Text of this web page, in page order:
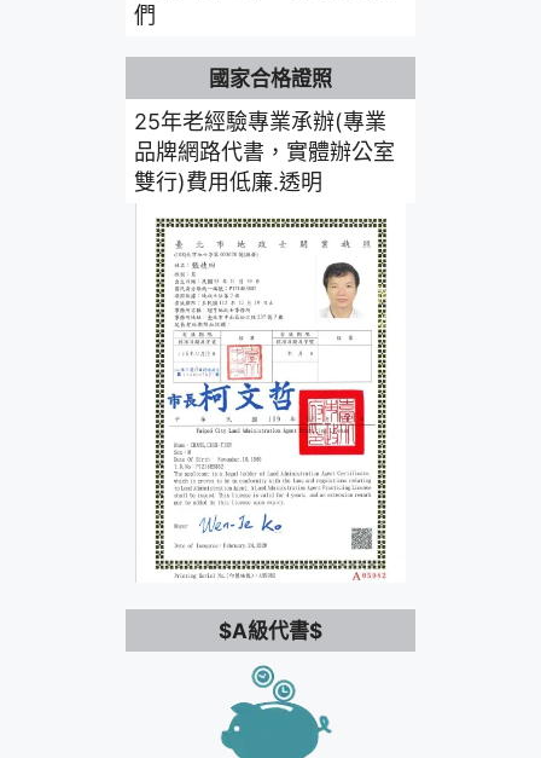
們
國家合格證照
25年老經驗專業承辦(專業
品牌網路代書，實體辦公室
雙行)費用低廉.透明
$A級代書$